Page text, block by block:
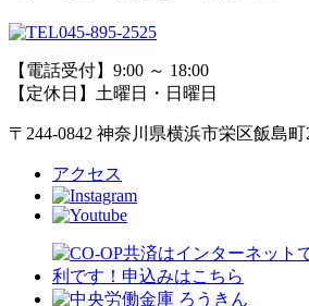
045-895-2525
【電話受付】9:00 ～ 18:00
【定休日】土曜日・日曜日
〒244-0842 神奈川県横浜市栄区飯島町
アクセス